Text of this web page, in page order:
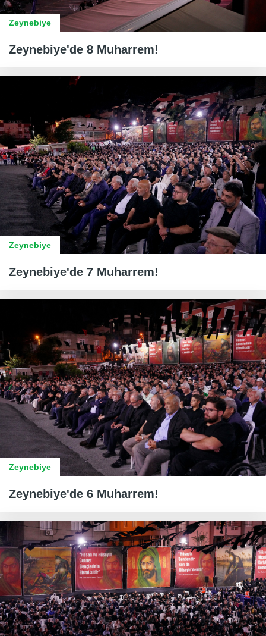
Zeynebiye
Zeynebiye'de 8 Muharrem!
Zeynebiye
Zeynebiye'de 7 Muharrem!
Zeynebiye
Zeynebiye'de 6 Muharrem!